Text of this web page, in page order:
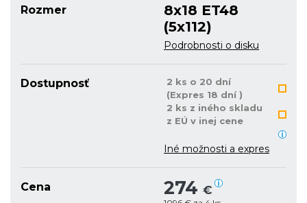
Rozmer
8x18 ET48
(5x112)
Podrobnosti o disku
Dostupnosť
2 ks o 20 dní
(Expres 18 dní )
2 ks z iného skladu
z EÚ v inej cene
Iné možnosti a expres
Cena 274 €